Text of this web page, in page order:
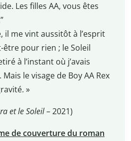
Les filles AA, vous êtes
il me vint aussitôt à l’esprit
être pour rien ; le Soleil
à l’instant où j’avais
le visage de Boy AA Rex
»
et le Soleil– 2021)
de couverture du roman